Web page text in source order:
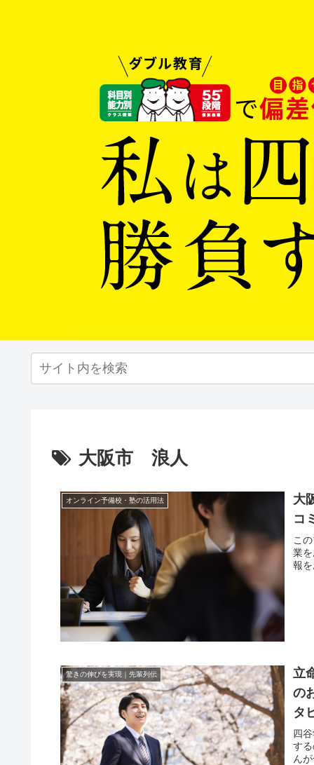
大阪市 浪人
オンライン予備校・塾の活用法
大
コ
こ
業
報
驚きの伸びを実現｜先輩列伝
立
の
タ
四
す
ん